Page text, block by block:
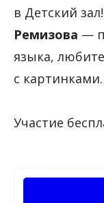
в Детский
Ремизова —
языка,
с картинками.
Участие